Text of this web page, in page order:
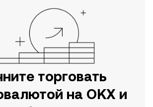
торговать
на OKX и